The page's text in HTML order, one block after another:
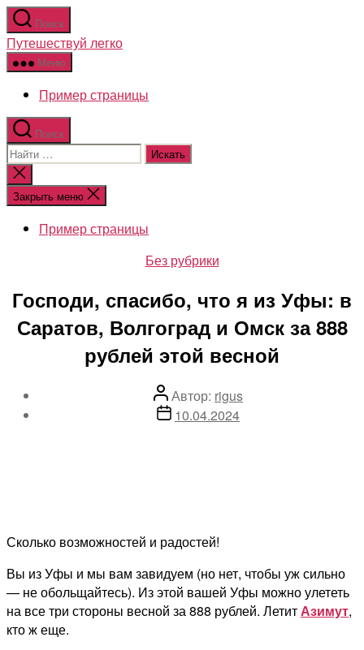
Перейти
к
содержимому
Поиск
Путешествуй легко
Меню
Пример страницы
Поиск
Поиск:
Закрыть
поиск
Закрыть меню
Пример страницы
Рубрики
Без рубрики
Господи, спасибо, что я из Уфы: в
Саратов, Волгоград и Омск за 888
рублей этой весной
Автор
записи
Автор: rigus
Дата10.04.2024
Сколько возможностей и радостей!
Вы из Уфы и мы вам завидуем (но нет, чтобы уж сильно
— не обольщайтесь). Из этой вашей Уфы можно улететь
на все три стороны весной за 888 рублей. ЛетитАзимут,
кто ж еще.